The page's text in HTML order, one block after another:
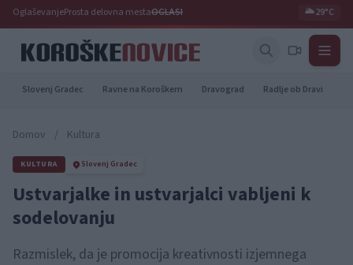
OglaševanjeProsta delovna mestaOGLASI 🌥️29°C
Slovenj Gradec Ravne na Koroškem Dravograd Radlje ob Dravi
Domov / Kultura
KULTURA Slovenj Gradec
Ustvarjalke in ustvarjalci vabljeni k
sodelovanju
Razmislek, da je promocija kreativnosti izjemnega